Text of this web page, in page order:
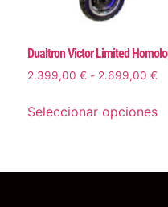
Dualtron Victor Limited
2.399,00 € - 2.699,00 €
Seleccionar opciones